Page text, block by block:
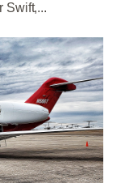
Swift,...